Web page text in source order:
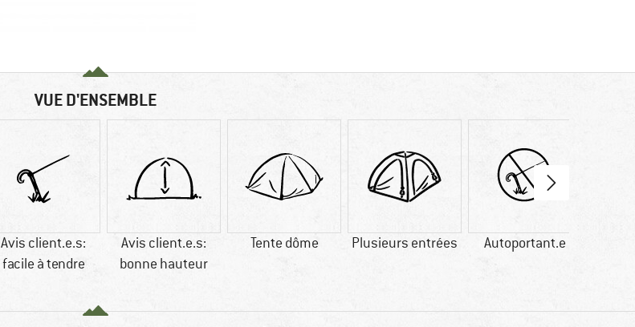
VUE D'ENSEMBLE
Avis client.e.s:
facile à tendre
Avis client.e.s:
bonne hauteur
Tente dôme Plusieurs entrées Autoportant.e